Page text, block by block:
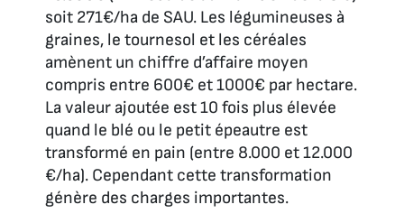
soit 271€/ha de SAU. Les légumineuses à
graines, le tournesol et les céréales
amènent un chiffre d’affaire moyen
compris entre 600€ et 1000€ par hectare.
La valeur ajoutée est 10 fois plus élevée
quand le blé ou le petit épeautre est
transformé en pain (entre 8.000 et 12.000
€/ha). Cependant cette transformation
génère des charges importantes.